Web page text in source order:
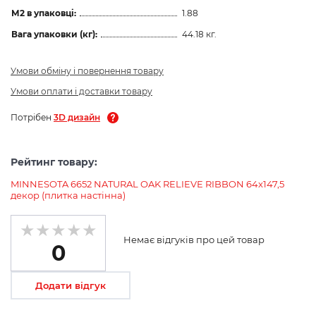
М2 в упаковці:
1.88
Вага упаковки (кг):
44.18 кг.
Умови обміну і повернення товару
Умови оплати і доставки товару
Потрібен 3D дизайн
Рейтинг товару:
MINNESOTA 6652 NATURAL OAK RELIEVE RIBBON 64x147,5
декор (плитка настінна)
0
Немає відгуків про цей товар
Додати відгук